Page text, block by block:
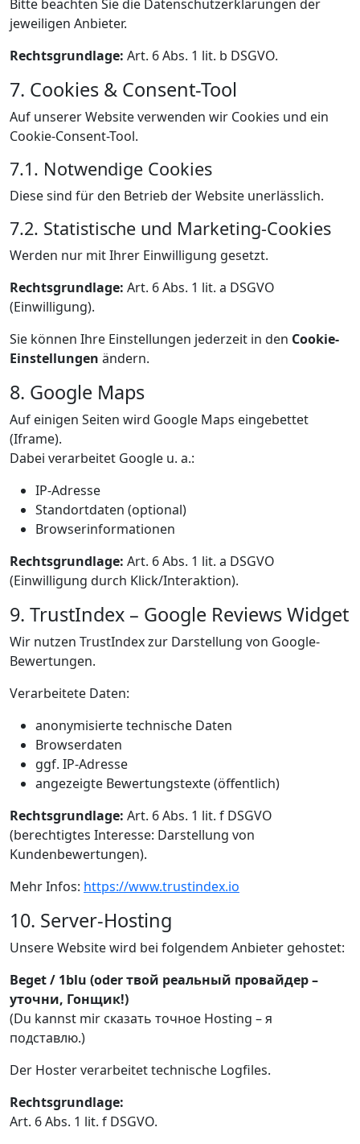
Bitte beachten Sie die Datenschutzerklärungen der
jeweiligen Anbieter.
Rechtsgrundlage: Art. 6 Abs. 1 lit. b DSGVO.
7. Cookies & Consent-Tool
Auf unserer Website verwenden wir Cookies und ein
Cookie-Consent-Tool.
7.1. Notwendige Cookies
Diese sind für den Betrieb der Website unerlässlich.
7.2. Statistische und Marketing-Cookies
Werden nur mit Ihrer Einwilligung gesetzt.
Rechtsgrundlage: Art. 6 Abs. 1 lit. a DSGVO
(Einwilligung).
Sie können Ihre Einstellungen jederzeit in den Cookie-
Einstellungen ändern.
8. Google Maps
Auf einigen Seiten wird Google Maps eingebettet
(Iframe).
Dabei verarbeitet Google u. a.:
IP-Adresse
Standortdaten (optional)
Browserinformationen
Rechtsgrundlage: Art. 6 Abs. 1 lit. a DSGVO
(Einwilligung durch Klick/Interaktion).
9. TrustIndex – Google Reviews Widget
Wir nutzen TrustIndex zur Darstellung von Google-
Bewertungen.
Verarbeitete Daten:
anonymisierte technische Daten
Browserdaten
ggf. IP-Adresse
angezeigte Bewertungstexte (öffentlich)
Rechtsgrundlage: Art. 6 Abs. 1 lit. f DSGVO
(berechtigtes Interesse: Darstellung von
Kundenbewertungen).
Mehr Infos: https://www.trustindex.io
10. Server-Hosting
Unsere Website wird bei folgendem Anbieter gehostet:
Beget / 1blu (oder твой реальный провайдер –
уточни, Гонщик!)
(Du kannst mir сказать точное Hosting – я
подставлю.)
Der Hoster verarbeitet technische Logfiles.
Rechtsgrundlage:
Art. 6 Abs. 1 lit. f DSGVO.